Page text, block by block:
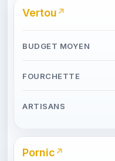
Vertou
Pornic